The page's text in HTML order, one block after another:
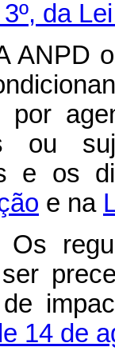
da
ANPD
por
ou
e os
e na
14 de